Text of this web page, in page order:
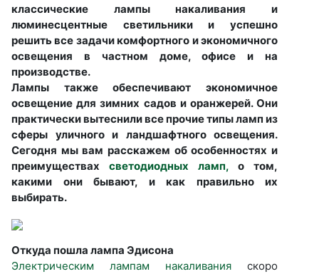
классические лампы накаливания и
люминесцентные светильники и успешно
решить все задачи комфортного и экономичного
освещения в частном доме, офисе и на
производстве.
Лампы также обеспечивают экономичное
освещение для зимних садов и оранжерей. Они
практически вытеснили все прочие типы ламп из
сферы уличного и ландшафтного освещения.
Сегодня мы вам расскажем об особенностях и
преимуществах светодиодных ламп, о том,
какими они бывают, и как правильно их
выбирать.
Откуда пошла лампа Эдисона
Электрическим лампам накаливания скоро